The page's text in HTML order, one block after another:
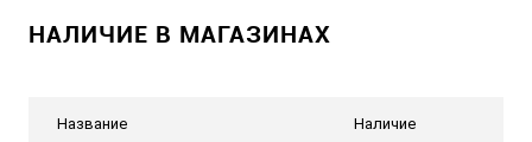
НАЛИЧИЕ В МАГАЗИНАХ
Название Наличие